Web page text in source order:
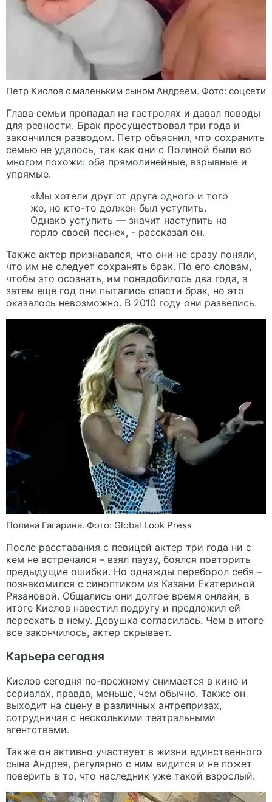
Петр Кислов с маленьким сыном Андреем. Фото: соцсети
Глава семьи пропадал на гастролях и давал поводы
для ревности. Брак просуществовал три года и
закончился разводом. Петр объяснил, что сохранить
семью не удалось, так как они с Полиной были во
многом похожи: оба прямолинейные, взрывные и
упрямые.
«Мы хотели друг от друга одного и того
же, но кто-то должен был уступить.
Однако уступить — значит наступить на
горло своей песне», - рассказал он.
Также актер признавался, что они не сразу поняли,
что им не следует сохранять брак. По его словам,
чтобы это осознать, им понадобилось два года, а
затем еще год они пытались спасти брак, но это
оказалось невозможно. В 2010 году они развелись.
Полина Гагарина. Фото: Global Look Press
После расставания с певицей актер три года ни с
кем не встречался – взял паузу, боялся повторить
предыдущие ошибки. Но однажды переборол себя –
познакомился с синоптиком из Казани Екатериной
Рязановой. Общались они долгое время онлайн, в
итоге Кислов навестил подругу и предложил ей
переехать в нему. Девушка согласилась. Чем в итоге
все закончилось, актер скрывает.
Карьера сегодня
Кислов сегодня по-прежнему снимается в кино и
сериалах, правда, меньше, чем обычно. Также он
выходит на сцену в различных антрепризах,
сотрудничая с несколькими театральными
агентствами.
Также он активно участвует в жизни единственного
сына Андрея, регулярно с ним видится и не пожет
поверить в то, что наследник уже такой взрослый.